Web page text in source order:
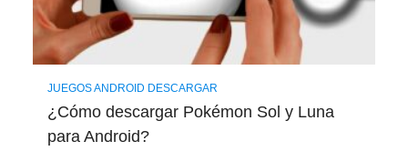
JUEGOS ANDROID DESCARGAR
¿Cómo descargar Pokémon Sol y Luna
para Android?